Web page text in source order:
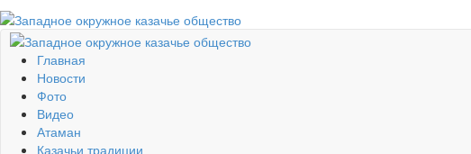
Главная
Новости
Фото
Видео
Атаман
Казачьи традиции